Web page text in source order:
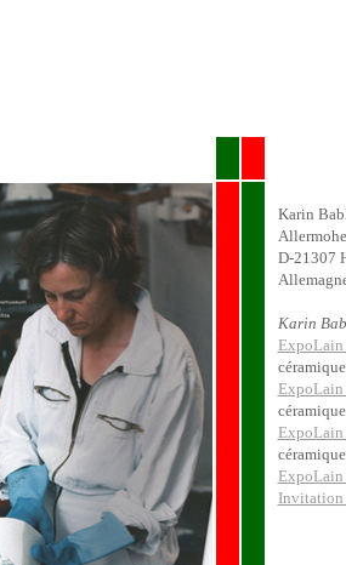
Karin
D-21307
Karin
ExpoLain
ExpoLain
ExpoLain
Invitation